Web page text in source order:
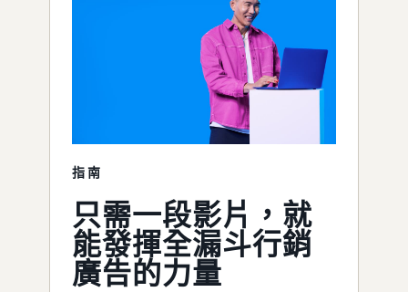
指南
只需一段影片，就
能發揮全漏斗行銷
廣告的力量